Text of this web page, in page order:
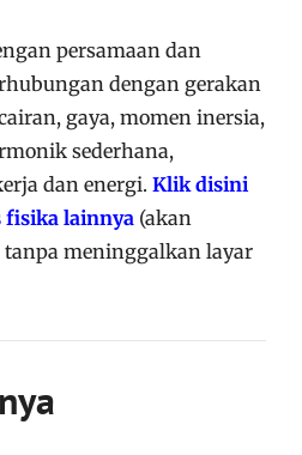
persamaan dan
dengan gerakan
gaya, momen inersia,
sederhana,
dan energi. Klik disini
lainnya (akan
meninggalkan layar